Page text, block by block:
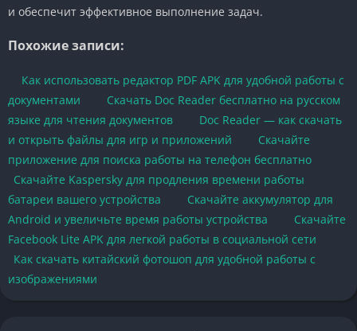
и обеспечит эффективное выполнение задач.
Похожие записи:
Как использовать редактор PDF APK для удобной работы с
документами
Скачать Doc Reader бесплатно на русском
языке для чтения документов
Doc Reader — как скачать
и открыть файлы для игр и приложений
Скачайте
приложение для поиска работы на телефон бесплатно
Скачайте Kaspersky для продления времени работы
батареи вашего устройства
Скачайте аккумулятор для
Android и увеличьте время работы устройства
Скачайте
Facebook Lite APK для легкой работы в социальной сети
Как скачать китайский фотошоп для удобной работы с
изображениями